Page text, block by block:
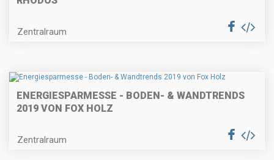
Zentralraum
ENERGIESPARMESSE - BODEN- & WANDTRENDS
2019 VON FOX HOLZ
Zentralraum